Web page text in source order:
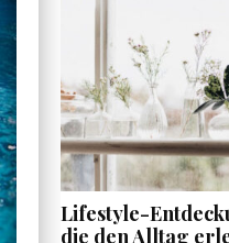
Lifestyle-
die den Alltag